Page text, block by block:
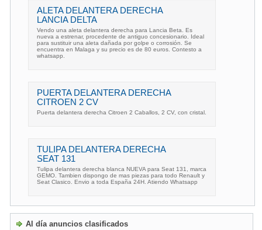
ALETA DELANTERA DERECHA
LANCIA DELTA
Vendo una aleta delantera derecha para Lancia Beta. Es
nueva a estrenar, procedente de antiguo concesionario. Ideal
para sustituir una aleta dañada por golpe o corrosión. Se
encuentra en Malaga y su precio es de 80 euros. Contesto a
whatsapp.
PUERTA DELANTERA DERECHA
CITROEN 2 CV
Puerta delantera derecha Citroen 2 Caballos, 2 CV, con cristal.
TULIPA DELANTERA DERECHA
SEAT 131
Tulipa delantera derecha blanca NUEVA para Seat 131, marca
GEMO. Tambien dispongo de mas piezas para todo Renault y
Seat Clasico. Envio a toda España 24H. Atiendo Whatsapp
Al día anuncios clasificados